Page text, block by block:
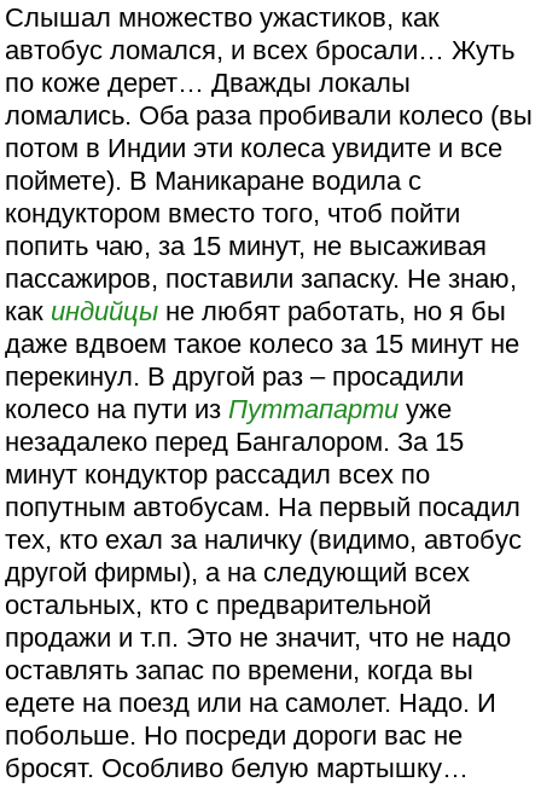
Слышал множество ужастиков, как
автобус ломался, и всех бросали… Жуть
по коже дерет… Дважды локалы
ломались. Оба раза пробивали колесо (вы
потом в Индии эти колеса увидите и все
поймете). В Маникаране водила с
кондуктором вместо того, чтоб пойти
попить чаю, за 15 минут, не высаживая
пассажиров, поставили запаску. Не знаю,
как индийцы не любят работать, но я бы
даже вдвоем такое колесо за 15 минут не
перекинул. В другой раз – просадили
колесо на пути из Путтапарти уже
незадалеко перед Бангалором. За 15
минут кондуктор рассадил всех по
попутным автобусам. На первый посадил
тех, кто ехал за наличку (видимо, автобус
другой фирмы), а на следующий всех
остальных, кто с предварительной
продажи и т.п. Это не значит, что не надо
оставлять запас по времени, когда вы
едете на поезд или на самолет. Надо. И
побольше. Но посреди дороги вас не
бросят. Особливо белую мартышку…